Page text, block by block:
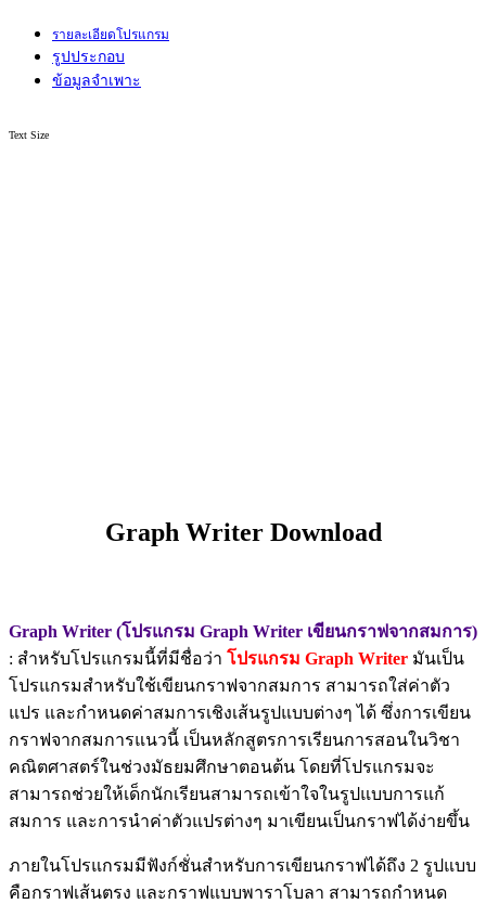
รายละเอียดโปรแกรม
รูปประกอบ
ข้อมูลจำเพาะ
Text Size
Graph Writer Download
Graph Writer (โปรแกรม Graph Writer เขียนกราฟจากสมการ)
: สำหรับโปรแกรมนี้ที่มีชื่อว่า โปรแกรม Graph Writer มันเป็น
โปรแกรมสำหรับใช้เขียนกราฟจากสมการ สามารถใส่ค่าตัว
แปร และกำหนดค่าสมการเชิงเส้นรูปแบบต่างๆ ได้ ซึ่งการเขียน
กราฟจากสมการแนวนี้ เป็นหลักสูตรการเรียนการสอนในวิชา
คณิตศาสตร์ในช่วงมัธยมศึกษาตอนต้น โดยที่โปรแกรมจะ
สามารถช่วยให้เด็กนักเรียนสามารถเข้าใจในรูปแบบการแก้
สมการ และการนำค่าตัวแปรต่างๆ มาเขียนเป็นกราฟได้ง่ายขึ้น
ภายในโปรแกรมมีฟังก์ชั่นสำหรับการเขียนกราฟได้ถึง 2 รูปแบบ
คือกราฟเส้นตรง และกราฟแบบพาราโบลา สามารถกำหนด